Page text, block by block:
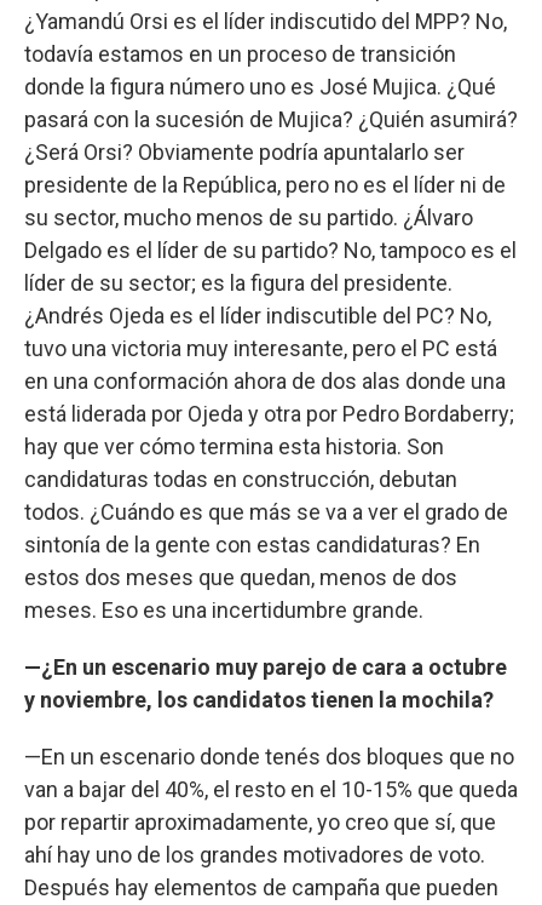
¿Yamandú Orsi es el líder indiscutido del MPP? No,
todavía estamos en un proceso de transición
donde la figura número uno es José Mujica. ¿Qué
pasará con la sucesión de Mujica? ¿Quién asumirá?
¿Será Orsi? Obviamente podría apuntalarlo ser
presidente de la República, pero no es el líder ni de
su sector, mucho menos de su partido. ¿Álvaro
Delgado es el líder de su partido? No, tampoco es el
líder de su sector; es la figura del presidente.
¿Andrés Ojeda es el líder indiscutible del PC? No,
tuvo una victoria muy interesante, pero el PC está
en una conformación ahora de dos alas donde una
está liderada por Ojeda y otra por Pedro Bordaberry;
hay que ver cómo termina esta historia. Son
candidaturas todas en construcción, debutan
todos. ¿Cuándo es que más se va a ver el grado de
sintonía de la gente con estas candidaturas? En
estos dos meses que quedan, menos de dos
meses. Eso es una incertidumbre grande.
—¿En un escenario muy parejo de cara a octubre
y noviembre, los candidatos tienen la mochila?
—En un escenario donde tenés dos bloques que no
van a bajar del 40%, el resto en el 10-15% que queda
por repartir aproximadamente, yo creo que sí, que
ahí hay uno de los grandes motivadores de voto.
Después hay elementos de campaña que pueden